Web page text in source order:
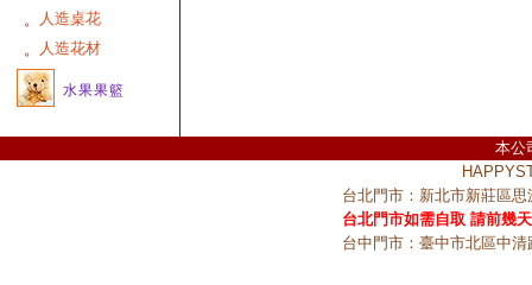
。
人造桌花
。
人造花材
水果果籃
本公
台北門市：新北市新莊區思
台北門市如需自取 請前幾
台中門市：臺中市北區中